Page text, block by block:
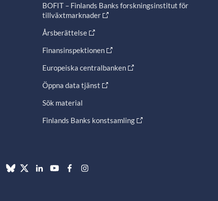
BOFIT – Finlands Banks forskningsinstitut för
tillväxtmarknader
Årsberättelse
Finansinspektionen
Europeiska centralbanken
Öppna data tjänst
Sök material
Finlands Banks konstsamling